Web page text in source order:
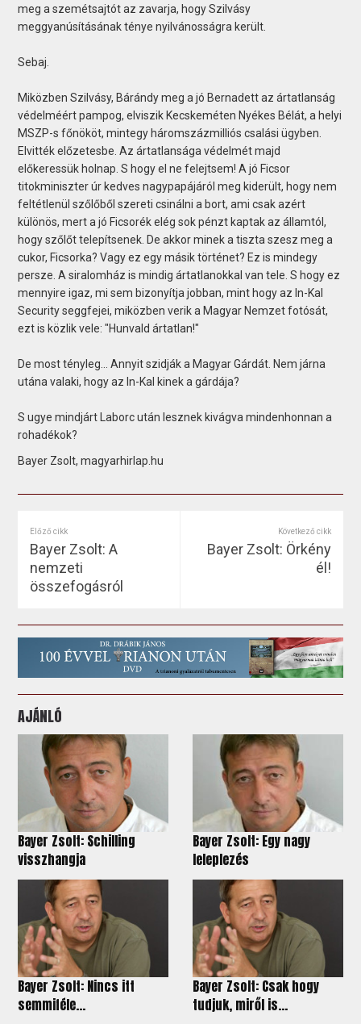
meg a szemétsajtót az zavarja, hogy Szilvásy
meggyanúsításának ténye nyilvánosságra került.
Sebaj.
Miközben Szilvásy, Bárándy meg a jó Bernadett az ártatlanság
védelméért pampog, elviszik Kecskeméten Nyékes Bélát, a helyi
MSZP-s főnököt, mintegy háromszázmilliós csalási ügyben.
Elvitték előzetesbe. Az ártatlansága védelmét majd
előkeressük holnap. S hogy el ne felejtsem! A jó Ficsor
titokminiszter úr kedves nagypapájáról meg kiderült, hogy nem
feltétlenül szőlőből szereti csinálni a bort, ami csak azért
különös, mert a jó Ficsorék elég sok pénzt kaptak az államtól,
hogy szőlőt telepítsenek. De akkor minek a tiszta szesz meg a
cukor, Ficsorka? Vagy ez egy másik történet? Ez is mindegy
persze. A siralomház is mindig ártatlanokkal van tele. S hogy ez
mennyire igaz, mi sem bizonyítja jobban, mint hogy az In-Kal
Security seggfejei, miközben verik a Magyar Nemzet fotósát,
ezt is közlik vele: "Hunvald ártatlan!"
De most tényleg… Annyit szidják a Magyar Gárdát. Nem járna
utána valaki, hogy az In-Kal kinek a gárdája?
S ugye mindjárt Laborc után lesznek kivágva mindenhonnan a
rohadékok?
Bayer Zsolt, magyarhirlap.hu
Előző cikk
Bayer Zsolt: A
nemzeti
összefogásról
Következő cikk
Bayer Zsolt: Örkény
él!
AJÁNLÓ
Bayer Zsolt: Schilling
visszhangja
Bayer Zsolt: Egy nagy
leleplezés
Bayer Zsolt: Nincs itt
semmiféle...
Bayer Zsolt: Csak hogy
tudjuk, miről is...